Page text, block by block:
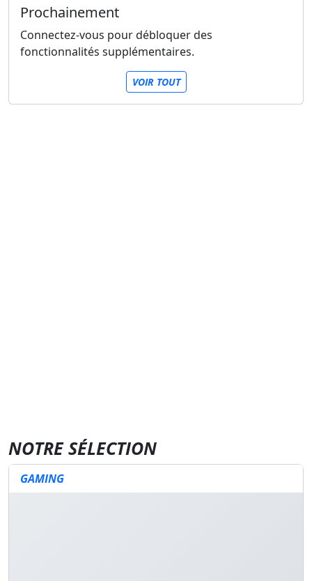
Prochainement
Connectez-vous pour débloquer des
fonctionnalités supplémentaires.
VOIR TOUT
NOTRE SÉLECTION
GAMING